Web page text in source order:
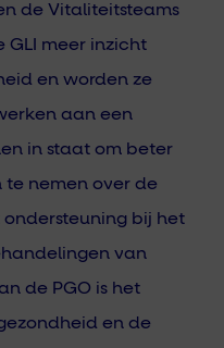
de Vitaliteitsteams
GLI meer inzicht
en worden ze
aan een
in staat om beter
te nemen over de
bij het
van
de PGO is het
en de